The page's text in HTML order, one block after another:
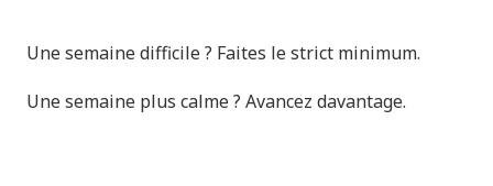
Une semaine difficile ? Faites le strict minimum.
Une semaine plus calme ? Avancez davantage.